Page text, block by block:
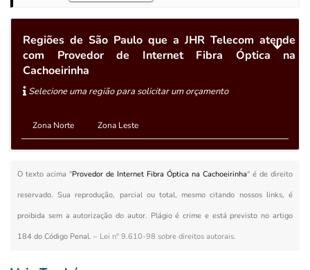
Regiões de São Paulo que a JHR Telecom atende
com Provedor de Internet Fibra Óptica na
Cachoeirinha
Selecione uma região para solicitar um orçamento
Zona Norte Zona Leste
O texto acima "Provedor de Internet Fibra Óptica na Cachoeirinha" é de direito
reservado. Sua reprodução, parcial ou total, mesmo citando nossos links, é
proibida sem a autorização do autor. Plágio é crime e está previsto no artigo
184 do Código Penal. – Lei n° 9.610-98 sobre direitos autorais.